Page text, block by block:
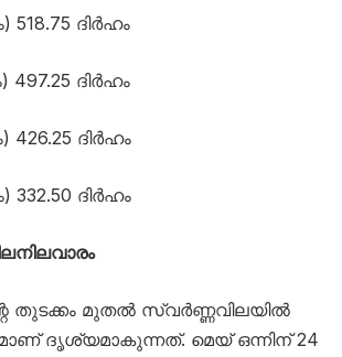
518.75 ദിര്‍ഹം
497.25 ദിര്‍ഹം
426.25 ദിര്‍ഹം
332.50 ദിര്‍ഹം
തുടക്കം മുതൽ സ്വർണ്ണവിലയിൽ
ദൃശ്യമാകുന്നത്. മെയ് ഒന്നിന് 24